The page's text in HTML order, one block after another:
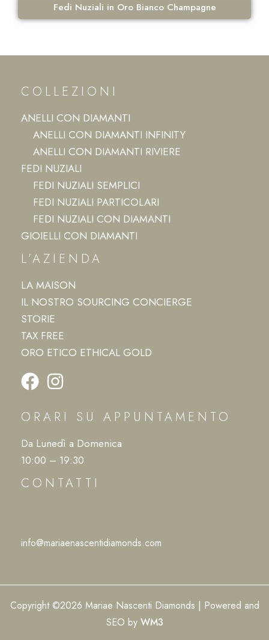
Fedi Nuziali in Oro Bianco Champagne
COLLEZIONI
ANELLI CON DIAMANTI
ANELLI CON DIAMANTI INFINITY
ANELLI CON DIAMANTI RIVIERE
FEDI NUZIALI
FEDI NUZIALI SEMPLICI
FEDI NUZIALI PARTICOLARI
FEDI NUZIALI CON DIAMANTI
GIOIELLI CON DIAMANTI
L’AZIENDA
LA MAISON
IL NOSTRO SOURCING CONCIERGE
STORIE
TAX FREE
ORO ETICO ETHICAL GOLD
ORARI SU APPUNTAMENTO
Da Lunedì a Domenica
10:00 – 19:30
CONTATTI
info@mariaenascentidiamonds.com
Copyright ©2026 Mariae Nascenti Diamonds | Powered and
SEO by WM3